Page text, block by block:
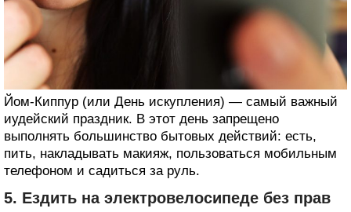
Йом-Киппур (или День искупления) — самый важный
иудейский праздник. В этот день запрещено
выполнять большинство бытовых действий: есть,
пить, накладывать макияж, пользоваться мобильным
телефоном и садиться за руль.
5. Ездить на электровелосипеде без прав